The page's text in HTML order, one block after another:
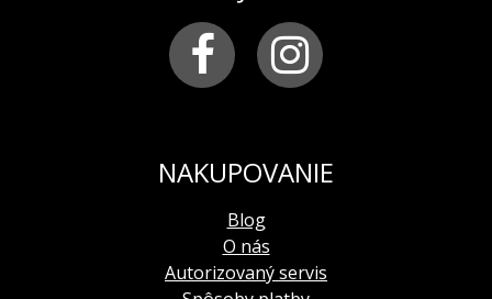
chirurgická oceľ lesklá s logom VOSTOK-
šírka remienka: 23 mm
NAKUPOVANIE
Blog
O nás
Autorizovaný servis